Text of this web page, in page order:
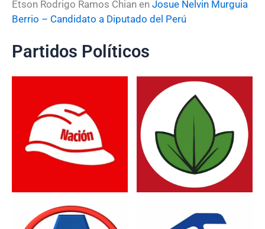
Etson Rodrigo Ramos Chian en Josue Nelvin Murguia
Berrio – Candidato a Diputado del Perú
Partidos Políticos